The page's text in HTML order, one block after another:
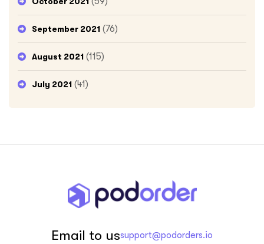
September 2021 (76)
August 2021 (115)
July 2021 (41)
Email to ussupport@podorders.io